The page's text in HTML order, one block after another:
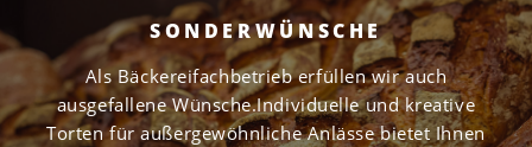
SONDERWÜNSCHE
Als Bäckereifachbetrieb erfüllen wir auch
ausgefallene Wünsche.Individuelle und kreative
Torten für außergewöhnliche Anlässe bietet Ihnen